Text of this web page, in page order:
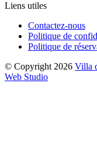
Liens utiles
Contactez-nous
Politique de
Politique de
© Copyright 2026 Villa
Web Studio